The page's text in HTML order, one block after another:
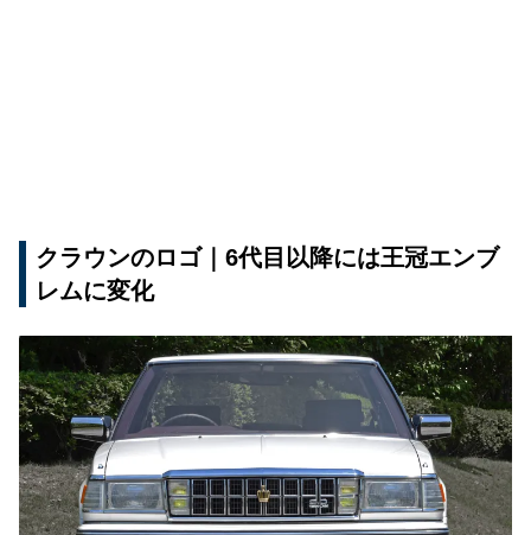
クラウンのロゴ｜6代目以降には王冠エンブ
レムに変化